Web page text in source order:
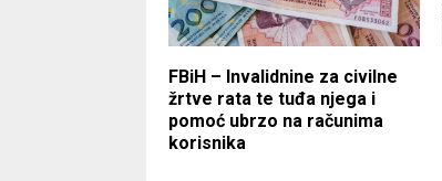
FBiH – Invalidnine za civilne
žrtve rata te tuđa njega i
pomoć ubrzo na računima
korisnika